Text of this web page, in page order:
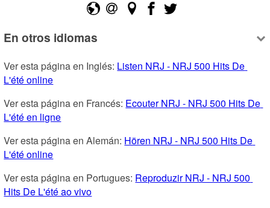
En otros idiomas
Ver esta página en Inglés: Listen NRJ - NRJ 500 Hits De
L'été online
Ver esta página en Francés: Ecouter NRJ - NRJ 500 Hits De
L'été en ligne
Ver esta página en Alemán: Hören NRJ - NRJ 500 Hits De
L'été online
Ver esta página en Portugues: Reproduzir NRJ - NRJ 500
Hits De L'été ao vivo